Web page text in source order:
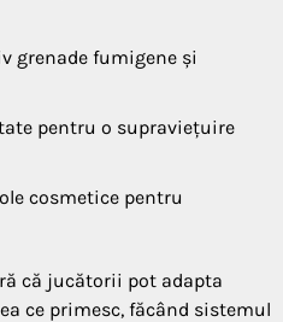
grenade fumigene și
pentru o supraviețuire
cosmetice pentru
că jucătorii pot adapta
ce primesc, făcând sistemul